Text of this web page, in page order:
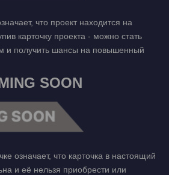
что проект находится на
карточку проекта - можно стать
и получить шансы на повышенный
SOON
означает, что карточка в настоящий
и её нельзя приобрести или